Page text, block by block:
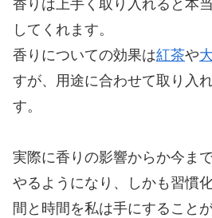
香りは上手く取り入れると本
してくれます。
香りについての効果は紅茶や
すが、用途に合わせて取り入
す。
実際に香りの影響からか今ま
やるようになり、しかも習慣
間と時間を私は手にすること